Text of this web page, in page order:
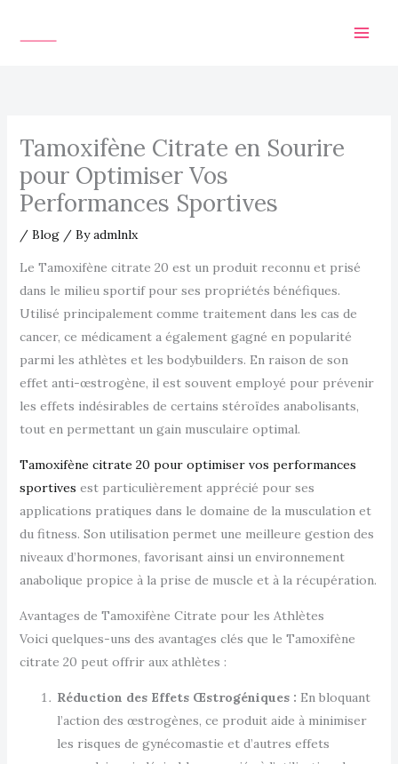
Tamoxifène Citrate en Sourire
pour Optimiser Vos
Performances Sportives
/ Blog/ Byadmlnlx
Le Tamoxifène citrate 20 est un produit reconnu et prisé
dans le milieu sportif pour ses propriétés bénéfiques.
Utilisé principalement comme traitement dans les cas de
cancer, ce médicament a également gagné en popularité
parmi les athlètes et les bodybuilders. En raison de son
effet anti-œstrogène, il est souvent employé pour prévenir
les effets indésirables de certains stéroïdes anabolisants,
tout en permettant un gain musculaire optimal.
Tamoxifène citrate 20 pour optimiser vos performances
sportives est particulièrement apprécié pour ses
applications pratiques dans le domaine de la musculation et
du fitness. Son utilisation permet une meilleure gestion des
niveaux d’hormones, favorisant ainsi un environnement
anabolique propice à la prise de muscle et à la récupération.
Avantages de Tamoxifène Citrate pour les Athlètes
Voici quelques-uns des avantages clés que le Tamoxifène
citrate 20 peut offrir aux athlètes :
Réduction des Effets Œstrogéniques : En bloquant
l’action des œstrogènes, ce produit aide à minimiser
les risques de gynécomastie et d’autres effets